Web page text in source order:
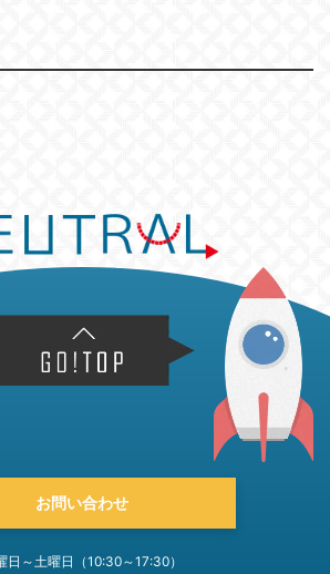
お問い合わせ
日～土曜日（10:30～17:30）